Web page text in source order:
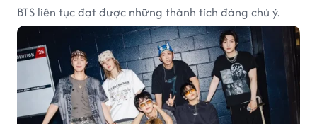
BTS liên tục đạt được những thành tích đáng chú ý.